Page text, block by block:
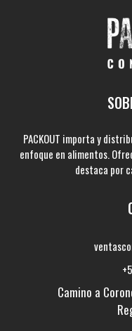
PACKOUT importa y
enfoque en alimentos.
destaca por
Camino a